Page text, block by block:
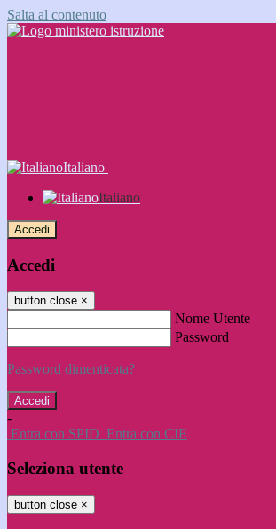
Salta al contenuto
Italiano
Italiano
Accedi
Accedi
button close ×
Nome Utente
Password
Password dimenticata?
-
Entra con SPID Entra con CIE
Seleziona utente
button close ×